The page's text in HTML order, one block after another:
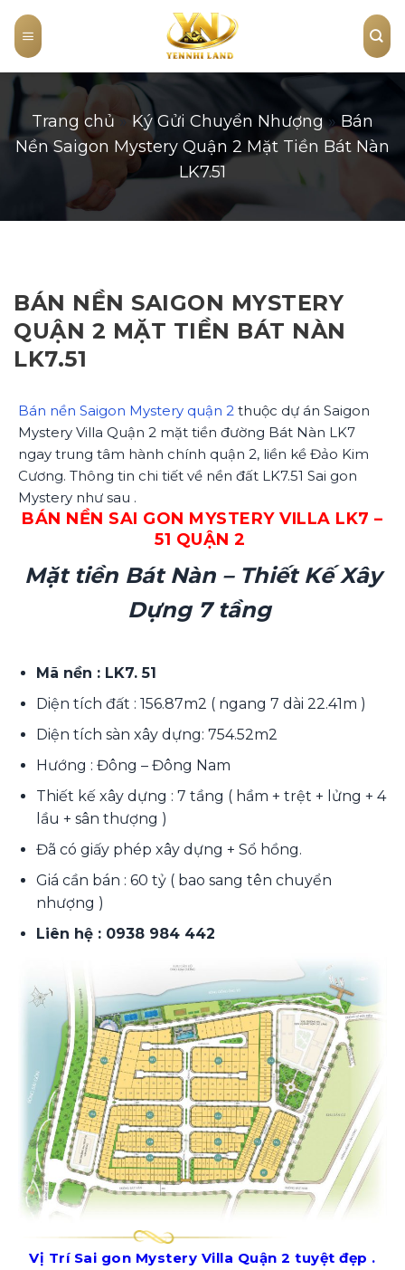
content
Trang chủ» Ký Gửi Chuyển Nhượng»Bán
Nền Saigon Mystery Quận 2 Mặt Tiền Bát Nàn
LK7.51
BÁN NỀN SAIGON MYSTERY
QUẬN 2 MẶT TIỀN BÁT NÀN
LK7.51
Bán nền Saigon Mystery quận 2 thuộc dự án Saigon
Mystery Villa Quận 2 mặt tiền đường Bát Nàn LK7
ngay trung tâm hành chính quận 2, liền kề Đảo Kim
Cương. Thông tin chi tiết về nền đất LK7.51 Sai gon
Mystery như sau .
BÁN NỀN SAI GON MYSTERY VILLA LK7 –
51 QUẬN 2
Mặt tiền Bát Nàn – Thiết Kế Xây
Dựng 7 tầng
Mã nền : LK7. 51
Diện tích đất : 156.87m2 ( ngang 7 dài 22.41m )
Diện tích sàn xây dựng: 754.52m2
Hướng : Đông – Đông Nam
Thiết kế xây dựng : 7 tầng ( hầm + trệt + lửng + 4
lầu + sân thượng )
Đã có giấy phép xây dựng + Sổ hồng.
Giá cần bán : 60 tỷ ( bao sang tên chuyển
nhượng )
Liên hệ : 0938 984 442
Vị Trí Sai gon Mystery Villa Quận 2 tuyệt đẹp .